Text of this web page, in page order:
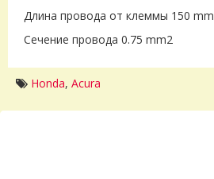
Длина провода от клеммы 150 mm
Сечение провода 0.75 mm2
Honda, Acura